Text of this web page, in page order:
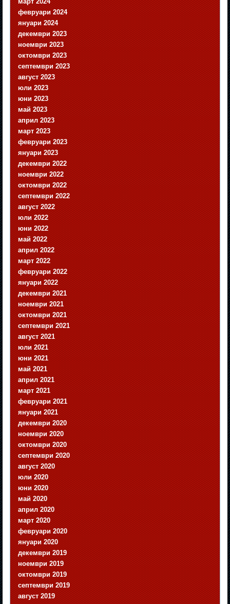
февруари 2024
януари 2024
декември 2023
ноември 2023
октомври 2023
септември 2023
август 2023
юли 2023
юни 2023
май 2023
април 2023
март 2023
февруари 2023
януари 2023
декември 2022
ноември 2022
октомври 2022
септември 2022
август 2022
юли 2022
юни 2022
май 2022
април 2022
март 2022
февруари 2022
януари 2022
декември 2021
ноември 2021
октомври 2021
септември 2021
август 2021
юли 2021
юни 2021
май 2021
април 2021
март 2021
февруари 2021
януари 2021
декември 2020
ноември 2020
октомври 2020
септември 2020
август 2020
юли 2020
юни 2020
май 2020
април 2020
март 2020
февруари 2020
януари 2020
декември 2019
ноември 2019
октомври 2019
септември 2019
август 2019